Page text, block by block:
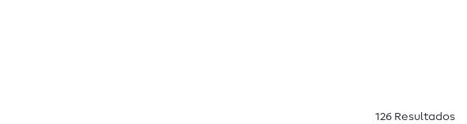
126 Resultados